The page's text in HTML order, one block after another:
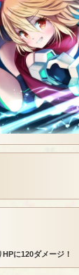
に120ダメージ！